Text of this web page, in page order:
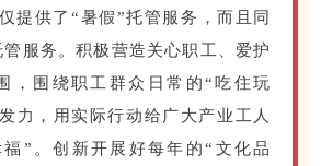
提供了“暑假”托管服务，而且同
服务。积极营造关心职工、爱护
，围绕职工群众日常的“吃住玩
力，用实际行动给广大产业工人
”。创新开展好每年的“文化品